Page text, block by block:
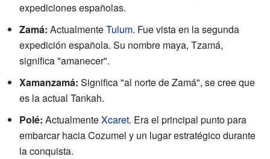
expediciones españolas.
Zamá: ActualmenteTulum. Fue vista en la segunda
expedición española. Su nombre maya, Tzamá,
significa "amanecer".
Xamanzamá: Significa "al norte de Zamá", se cree que
es la actual Tankah.
Polé: ActualmenteXcaret. Era el principal punto para
embarcar hacia Cozumel y un lugar estratégico durante
la conquista.